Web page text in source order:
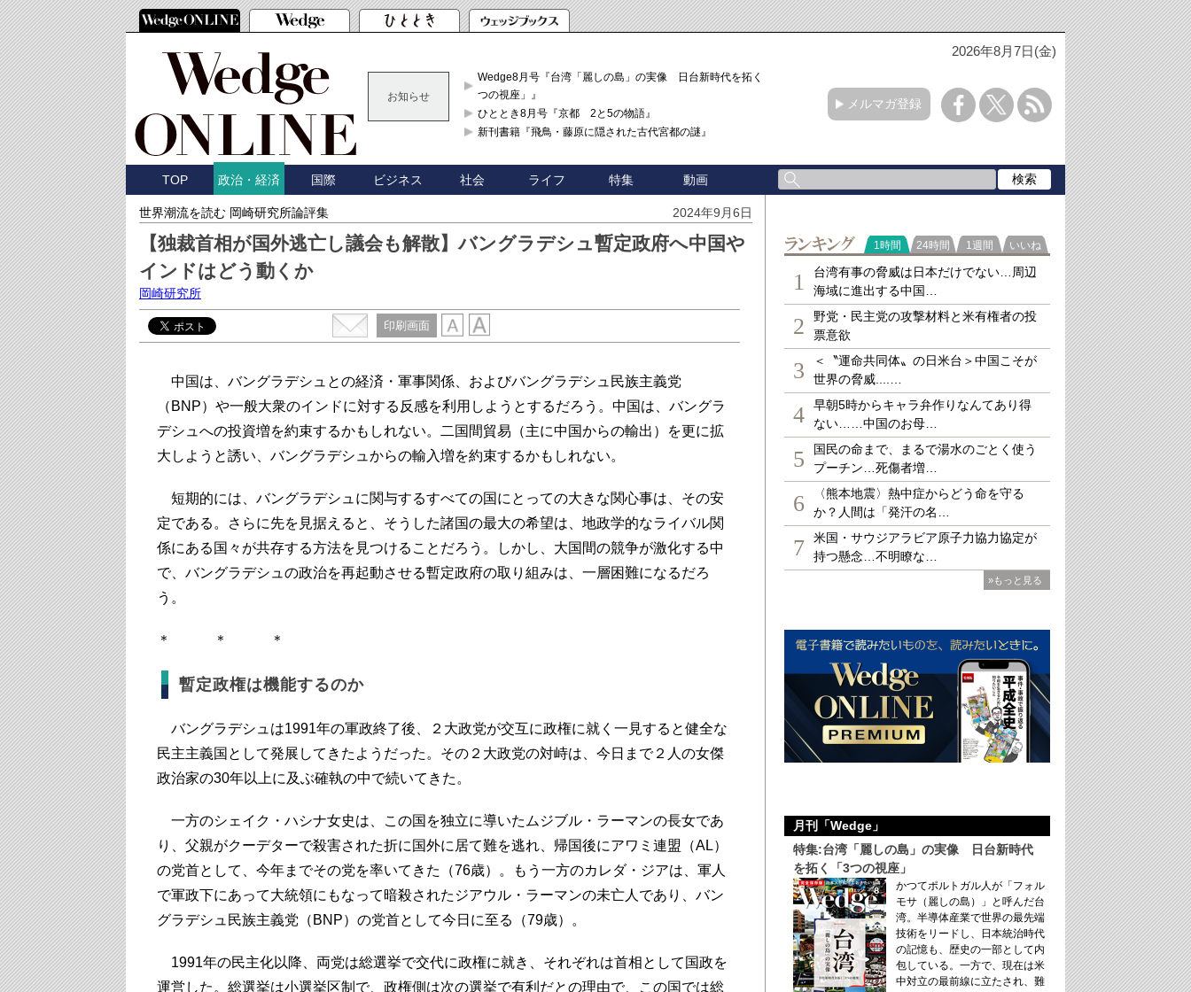
2026年8月7日(金)
お知らせ
Wedge8月号『台湾「麗しの島」の実像 日台新時代を拓く「3
つの視座」』
ひととき8月号『京都 2と5の物語』
新刊書籍『飛鳥・藤原に隠された古代宮都の謎』
メルマガ登録
TOP 政治・経済 国際 ビジネス 社会 ライフ 特集 動画
世界潮流を読む 岡崎研究所論評集 2024年9月6日
【独裁首相が国外逃亡し議会も解散】バングラデシュ暫定政府へ中国や
インドはどう動くか
岡崎研究所
印刷画面
中国は、バングラデシュとの経済・軍事関係、およびバングラデシュ民族主義党
（BNP）や一般大衆のインドに対する反感を利用しようとするだろう。中国は、バングラ
デシュへの投資増を約束するかもしれない。二国間貿易（主に中国からの輸出）を更に拡
大しようと誘い、バングラデシュからの輸入増を約束するかもしれない。
短期的には、バングラデシュに関与するすべての国にとっての大きな関心事は、その安
定である。さらに先を見据えると、そうした諸国の最大の希望は、地政学的なライバル関
係にある国々が共存する方法を見つけることだろう。しかし、大国間の競争が激化する中
で、バングラデシュの政治を再起動させる暫定政府の取り組みは、一層困難になるだろ
う。
＊ ＊ ＊
暫定政権は機能するのか
バングラデシュは1991年の軍政終了後、２大政党が交互に政権に就く一見すると健全な
民主主義国として発展してきたようだった。その２大政党の対峙は、今日まで２人の女傑
政治家の30年以上に及ぶ確執の中で続いてきた。
一方のシェイク・ハシナ女史は、この国を独立に導いたムジブル・ラーマンの長女であ
り、父親がクーデターで殺害された折に国外に居て難を逃れ、帰国後にアワミ連盟（AL）
の党首として、今年までその党を率いてきた（76歳）。もう一方のカレダ・ジアは、軍人
で軍政下にあって大統領にもなって暗殺されたジアウル・ラーマンの未亡人であり、バン
グラデシュ民族主義党（BNP）の党首として今日に至る（79歳）。
1991年の民主化以降、両党は総選挙で交代に政権に就き、それぞれは首相として国政を
運営した。総選挙は小選挙区制で、政権側は次の選挙で有利だとの理由で、この国では総
ランキング
1時間 24時間 1週間 いいね
1
台湾有事の脅威は日本だけでない…周辺
海域に進出する中国…
2
野党・民主党の攻撃材料と米有権者の投
票意欲
3
＜〝運命共同体〟の日米台＞中国こそが
世界の脅威....…
4
早朝5時からキャラ弁作りなんてあり得
ない……中国のお母…
5
国民の命まで、まるで湯水のごとく使う
プーチン…死傷者増…
6
〈熊本地震〉熱中症からどう命を守る
か？人間は「発汗の名…
7
米国・サウジアラビア原子力協力協定が
持つ懸念…不明瞭な…
»もっと見る
月刊「Wedge」
特集:台湾「麗しの島」の実像 日台新時代
を拓く「3つの視座」
かつてポルトガル人が「フォル
モサ（麗しの島）」と呼んだ台
湾。半導体産業で世界の最先端
技術をリードし、日本統治時代
の記憶も、歴史の一部として内
包している。一方で、現在は米
中対立の最前線に立たされ、難